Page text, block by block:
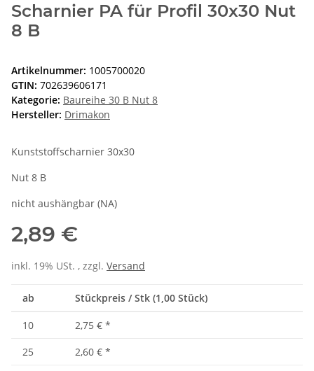
Scharnier PA für Profil 30x30 Nut
8 B
Artikelnummer: 1005700020
GTIN: 702639606171
Kategorie: Baureihe 30 B Nut 8
Hersteller: Drimakon
Kunststoffscharnier 30x30
Nut 8 B
nicht aushängbar (NA)
2,89 €
inkl. 19% USt. , zzgl. Versand
ab Stückpreis / Stk (1,00 Stück)
10 2,75 € *
25
2,60 € *